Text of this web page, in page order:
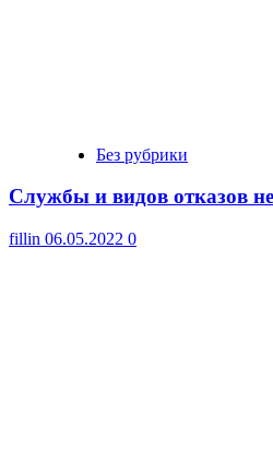
Без рубрики
Cлужбы и видов отказов
fillin 06.05.2022 0